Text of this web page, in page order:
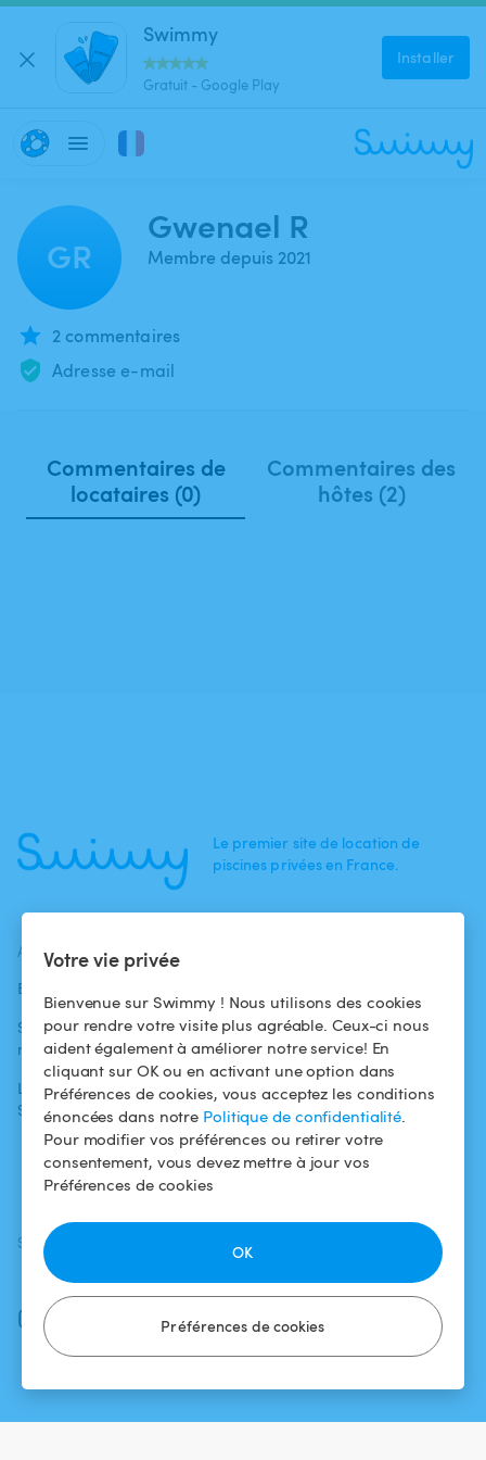
Votre vie privée
Bienvenue sur Swimmy ! Nous utilisons des cookies
pour rendre votre visite plus agréable. Ceux-ci nous
aident également à améliorer notre service! En
cliquant sur OK ou en activant une option dans
Préférences de cookies, vous acceptez les conditions
énoncées dans notre Politique de confidentialité.
Pour modifier vos préférences ou retirer votre
consentement, vous devez mettre à jour vos
Préférences de cookies
Préférences de cookies
OK
Swimmy
Gratuit - Google Play
Installer
GR
Gwenael R
Membre depuis 2021
2 commentaires
Adresse e-mail
Commentaires de
locataires (0)
Commentaires des
hôtes (2)
Le premier site de location de
piscines privées en France.
ACTUALITÉS
Blog
Swimmy dans les
médias
L'aventure
Swimmy
baigneurs
Pour les
propriétaires
Louer ma piscine
Comment ça
marche ?
Conditions
d'utilisation
Politique de
confidentialité
Mentions légales
SUIVEZ-NOUS
Facebook
Instagram